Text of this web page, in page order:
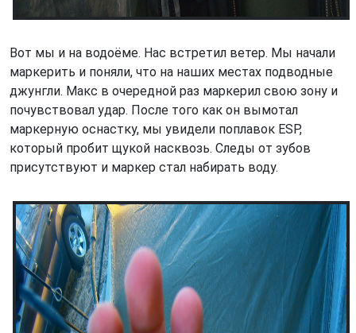
Вот мы и на водоёме. Нас встретил ветер. Мы начали
маркерить и поняли, что на наших местах подводные
джунгли. Макс в очередной раз маркерил свою зону и
почувствовал удар. После того как он вымотал
маркерную оснастку, мы увидели поплавок ESP,
который пробит щукой насквозь. Следы от зубов
присутствуют и маркер стал набирать воду.